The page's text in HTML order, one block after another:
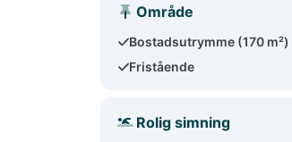
Område
Bostadsutrymme (170 m²)
Fristående
Rolig simning